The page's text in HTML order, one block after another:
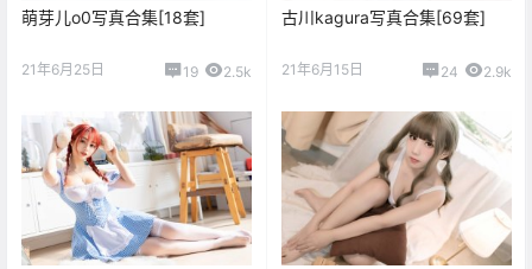
萌芽儿o0写真合集[18套]
21年6月25日 19 2.5k
古川kagura写真合集[69套]
21年6月15日 24 2.9k